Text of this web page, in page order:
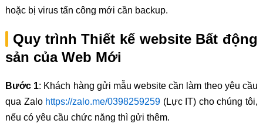
hoặc bị virus tấn công mới cần backup.
Quy trình Thiết kế website Bất động
sản của Web Mới
Bước 1: Khách hàng gửi mẫu website cần làm theo yêu cầu
qua Zalo https://zalo.me/0398259259 (Lực IT) cho chúng tôi,
nếu có yêu cầu chức năng thì gửi thêm.